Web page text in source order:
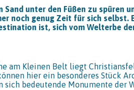
unter den Füßen zu spüren
noch genug Zeit für sich selbst.
ist, sich vom Welterbe
am Kleinen Belt liegt
hier ein besonderes Stück
sich bedeutende Monumente der